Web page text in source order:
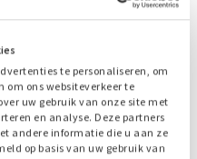
te personaliseren, om
om ons websiteverkeer te
uw gebruik van onze site met
en analyse. Deze partners
andere informatie die u aan ze
op basis van uw gebruik van
Samen kunnen wij elke
iets moois in handen
is het daar mee
plaatsvindt is buffering van
de vloot Battery Boxen
oplossing voor